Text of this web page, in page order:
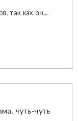
так как он...